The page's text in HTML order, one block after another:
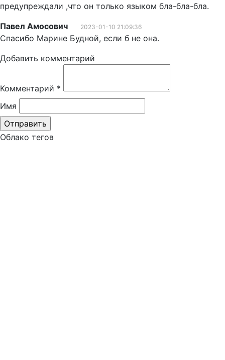
предупреждали ,что он только языком бла-бла-бла.
Павел Амосович
2023-01-10 21:09:36
Спасибо Марине Будной, если б не она.
Добавить комментарий
Комментарий *
Имя
Облако тегов